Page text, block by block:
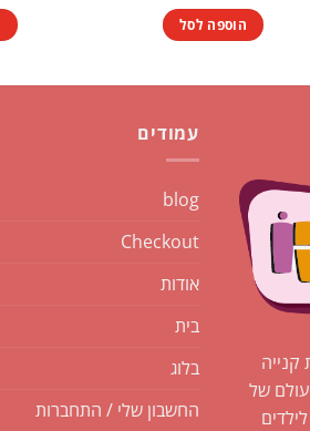
הוספה לסל
קנייה
עולם של
עמודים
blog
Checkout
אודות
בית
בלוג
החשבון שלי / התחברות